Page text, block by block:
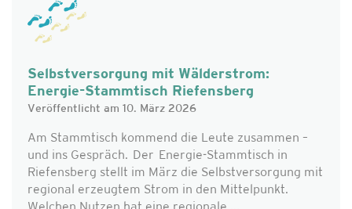
Selbstversorgung mit Wälderstrom:
Energie-Stammtisch Riefensberg
Veröffentlicht am 10. März 2026
Am Stammtisch kommend die Leute zusammen –
und ins Gespräch. Der Energie-Stammtisch in
Riefensberg stellt im März die Selbstversorgung mit
regional erzeugtem Strom in den Mittelpunkt.